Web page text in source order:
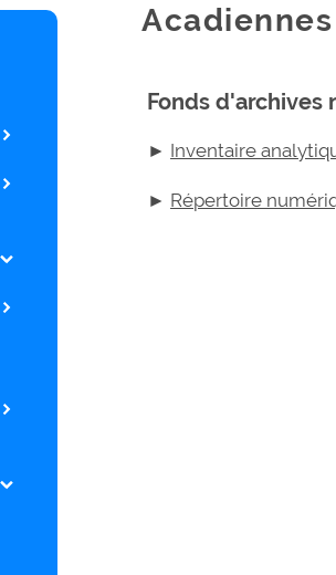
Acadiennes
Fonds d'archives
► Inventaire
► Répertoire